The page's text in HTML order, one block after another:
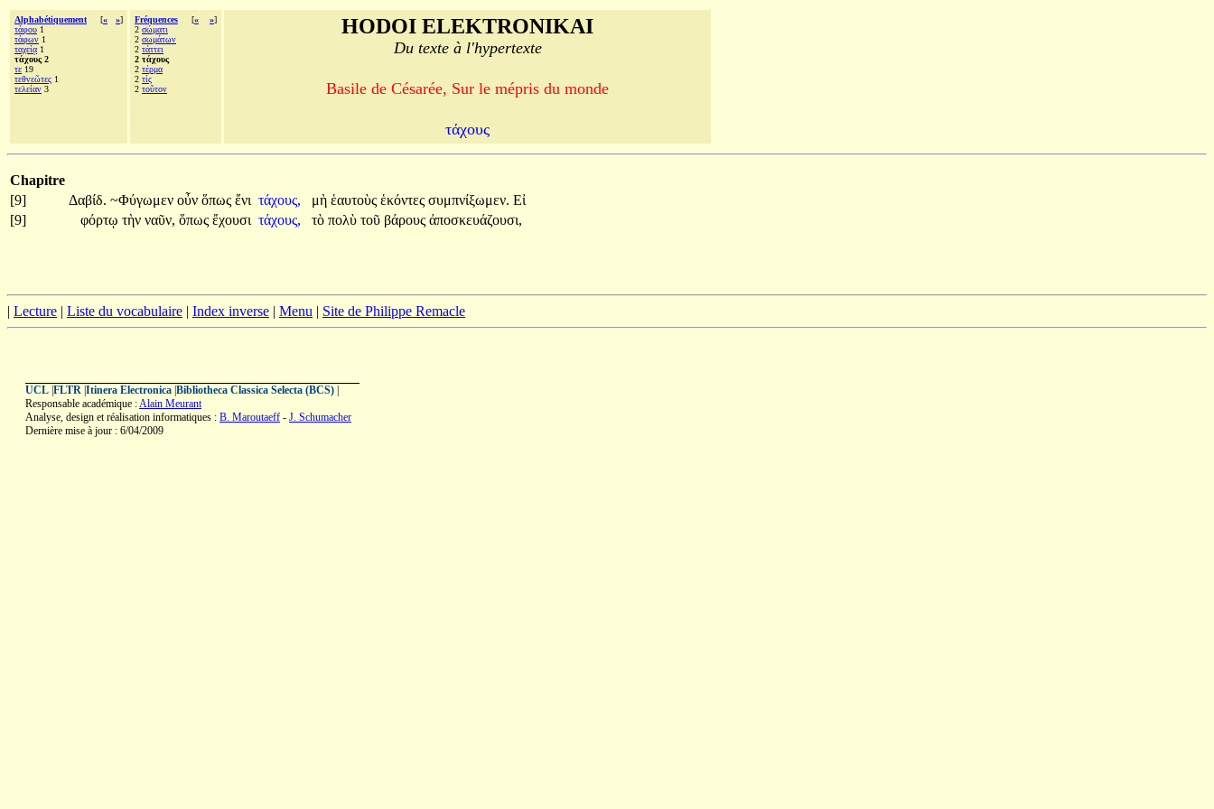
Alphabétiquement [« »]
τάφου 1
τάφων 1
ταχείᾳ 1
τάχους 2
τε 19
τεθνεῶτες 1
τελείαν 3
Fréquences [« »]
2 σώματι
2 σωμάτων
2 τάττει
2 τάχους
2 τέρμα
2 τίς
2 τοῦτον
HODOI ELEKTRONIKAI
Du texte à l'hypertexte
Basile de Césarée, Sur le mépris du monde
τάχους
Chapitre
[9]
Δαβίδ. ~Φύγωμεν οὖν ὅπως ἔνι τάχους, μὴ ἑαυτοὺς ἑκόντες συμπνίξωμεν. Εἰ
[9]
φόρτῳ τὴν ναῦν, ὅπως ἔχουσι τάχους, τὸ πολὺ τοῦ βάρους ἀποσκευάζουσι,
| Lecture | Liste du vocabulaire | Index inverse | Menu | Site de Philippe Remacle
UCL FLTR Itinera Electronica Bibliotheca Classica Selecta (BCS)
Responsable académique :Alain Meurant
Analyse, design et réalisation informatiques : B. Maroutaeff - J. Schumacher
Dernière mise à jour : 6/04/2009